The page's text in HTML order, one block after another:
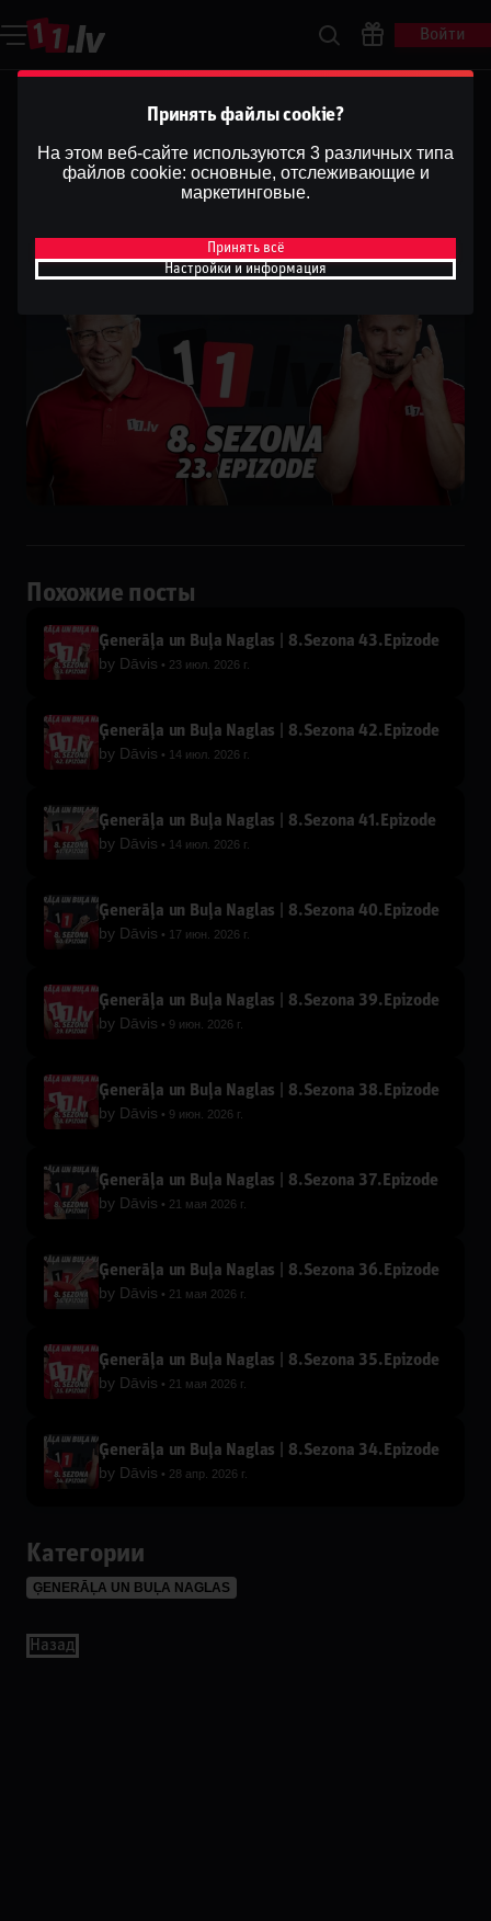
Войти
Ģenerāļa un Buļa Naglas |
8.Sezona 23.Epizode
Похожие посты
Ģenerāļa un Buļa Naglas | 8.Sezona 43.Epizode
by Dāvis 23 июл. 2026 г.
Ģenerāļa un Buļa Naglas | 8.Sezona 42.Epizode
by Dāvis 14 июл. 2026 г.
Ģenerāļa un Buļa Naglas | 8.Sezona 41.Epizode
by Dāvis 14 июл. 2026 г.
Ģenerāļa un Buļa Naglas | 8.Sezona 40.Epizode
by Dāvis 17 июн. 2026 г.
Ģenerāļa un Buļa Naglas | 8.Sezona 39.Epizode
by Dāvis 9 июн. 2026 г.
Ģenerāļa un Buļa Naglas | 8.Sezona 38.Epizode
by Dāvis 9 июн. 2026 г.
Ģenerāļa un Buļa Naglas | 8.Sezona 37.Epizode
by Dāvis 21 мая 2026 г.
Ģenerāļa un Buļa Naglas | 8.Sezona 36.Epizode
by Dāvis 21 мая 2026 г.
Ģenerāļa un Buļa Naglas | 8.Sezona 35.Epizode
by Dāvis 21 мая 2026 г.
Ģenerāļa un Buļa Naglas | 8.Sezona 34.Epizode
by Dāvis 28 апр. 2026 г.
Категории
ĢENERĀĻA UN BUĻA NAGLAS
Назад
Принять файлы cookie?
На этом веб-сайте используются 3 различных типа
файлов cookie: основные, отслеживающие и
маркетинговые.
Принять всё
Настройки и информация